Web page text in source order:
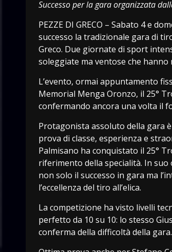
Successo per la gara organizzata
PEZZE DI GRECO – Sabato 4 e
successo la tradizionale gara di
Greco. Due giornate di sport
soleggiate ma ventose che
L’evento, ormai appuntamento
Memorial Menga Oronzo, il 25°
confermando ancora una volta il
Protagonista assoluto della gara
prova di classe, esperienza e
Palmisano ha conquistato il 25°
riferimento della specialità. In
non solo il successo in gara ma
l’eccellenza del tiro all’elica.
La competizione ha visto livelli
perfetto da 10 su 10: lo stesso
conferma della difficoltà della gara.